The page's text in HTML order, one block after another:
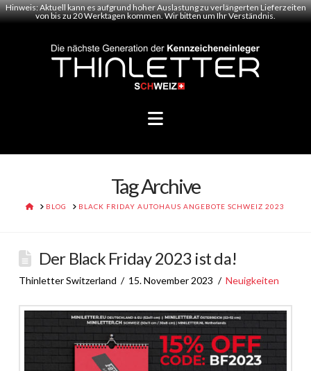
Hinweis: Aktuell kann es aufgrund hoher Auslastung zu verlängerten Lieferzeiten
von bis zu 20 Werktagen kommen. Wir bitten um Ihr Verständnis.
Navigation
Tag Archive
HOME
BLOG BLACK FRIDAY AUTOHAUS ANGEBOTE SCHWEIZ 2023
Der Black Friday 2023 ist da!
Thinletter Switzerland 15. November 2023 Neuigkeiten